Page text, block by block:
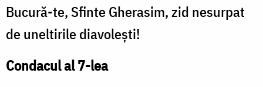
Bucură-te, Sfinte Gherasim, zid nesurpat
de uneltirile diavoleşti!
Condacul al 7-lea